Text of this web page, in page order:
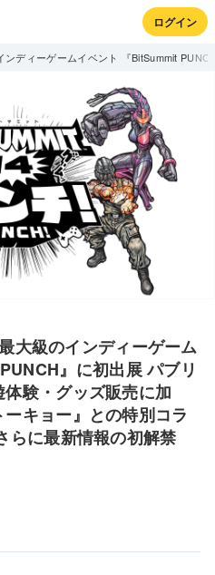
ログイン
ンディーゲームイベント 『BitSummit
大級のインディーゲーム
』に初出展 パブリ
験・グッズ販売に加
キョー』との特別コラ
らに最新情報の初解禁